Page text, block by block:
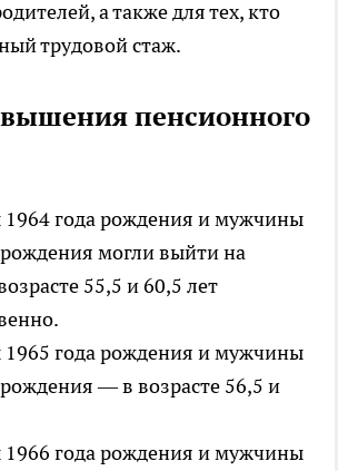
а также для тех, кто
трудовой стаж.
пенсионного
года рождения и мужчины
рождения могли выйти на
55,5 и 60,5 лет
года рождения и мужчины
— в возрасте 56,5 и
года рождения и мужчины